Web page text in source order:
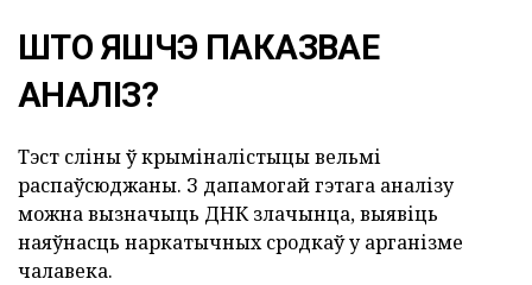
ШТО ЯШЧЭ ПАКАЗВАЕ
АНАЛІЗ?
Тэст сліны ў крыміналістыцы вельмі
распаўсюджаны. З дапамогай гэтага аналізу
можна вызначыць ДНК злачынца, выявіць
наяўнасць наркатычных сродкаў у арганізме
чалавека.